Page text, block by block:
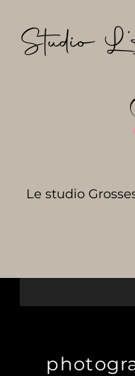
contenu
Studio
Le studio